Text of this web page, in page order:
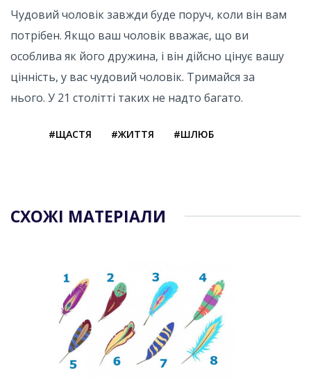
Чудовий чоловік завжди буде поруч, коли він вам
потрібен. Якщо ваш чоловік вважає, що ви
особлива як його дружина, і він дійсно цінує вашу
цінність, у вас чудовий чоловік. Тримайся за
нього. У 21 столітті таких не надто багато.
#ЩАСТЯ #ЖИТТЯ #ШЛЮБ
СХОЖІ МАТЕРІАЛИ